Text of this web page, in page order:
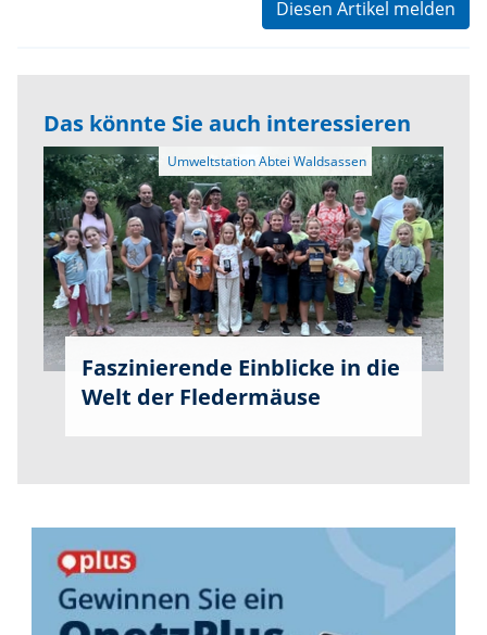
Diesen Artikel melden
Das könnte Sie auch interessieren
Faszinierende Einblicke in die
Welt der Fledermäuse